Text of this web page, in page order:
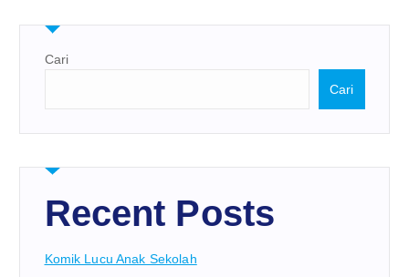
Cari
Cari
Recent Posts
Komik Lucu Anak Sekolah